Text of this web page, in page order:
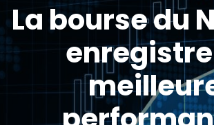
La bourse du